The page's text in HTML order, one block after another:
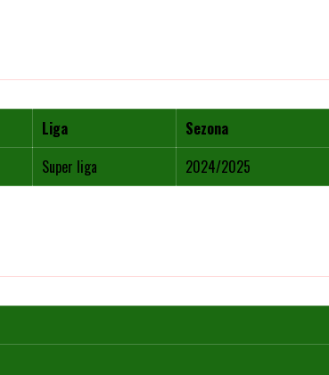
Liga Sezona
Super liga 2024/2025